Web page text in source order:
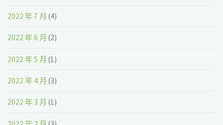
2022 年 7 月 (4)
2022 年 6 月 (2)
2022 年 5 月 (1)
2022 年 4 月 (3)
2022 年 3 月 (1)